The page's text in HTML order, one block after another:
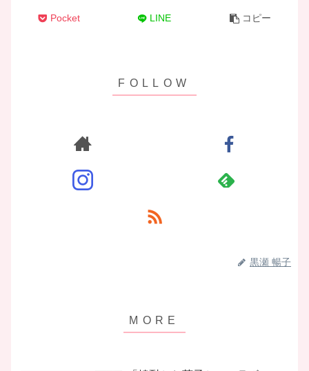
Pocket LINE コピー
黒瀬 暢子